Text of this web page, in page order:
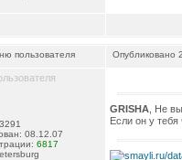
Опубликовано
3291
08.12.07
6817
GRISHA , Не
Если он у